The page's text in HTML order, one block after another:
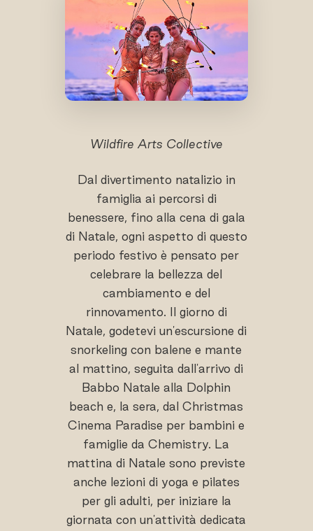
Wildfire Arts Collective
Dal divertimento natalizio in
famiglia ai percorsi di
benessere, fino alla cena di gala
di Natale, ogni aspetto di questo
periodo festivo è pensato per
celebrare la bellezza del
cambiamento e del
rinnovamento. Il giorno di
Natale, godetevi un'escursione di
snorkeling con balene e mante
al mattino, seguita dall'arrivo di
Babbo Natale alla Dolphin
beach e, la sera, dal Christmas
Cinema Paradise per bambini e
famiglie da Chemistry. La
mattina di Natale sono previste
anche lezioni di yoga e pilates
per gli adulti, per iniziare la
giornata con un'attività dedicata